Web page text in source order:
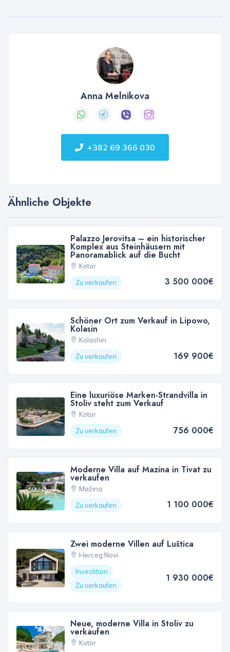
Anna Melnikova
+382 69 366 030
Ähnliche Objekte
Palazzo Jerovitsa – ein historischer
Komplex aus Steinhäusern mit
Panoramablick auf die Bucht
Kotor
Zu verkaufen
3 500 000€
Schöner Ort zum Verkauf in Lipowo,
Kolasin
Kolashin
Zu verkaufen
169 900€
Eine luxuriöse Marken-Strandvilla in
Stoliv steht zum Verkauf
Kotor
Zu verkaufen
756 000€
Moderne Villa auf Mazina in Tivat zu
verkaufen
Mažina
Zu verkaufen
1 100 000€
Zwei moderne Villen auf Luštica
Herceg Novi
Investition
Zu verkaufen
1 930 000€
Neue, moderne Villa in Stoliv zu
verkaufen
Kotor